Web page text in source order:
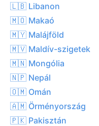
🇱🇧 Libanon
🇲🇴 Makaó
🇲🇾 Malájföld
🇲🇻 Maldív-szigetek
🇲🇳 Mongólia
🇳🇵 Nepál
🇴🇲 Omán
🇦🇲 Örményország
🇵🇰 Pakisztán